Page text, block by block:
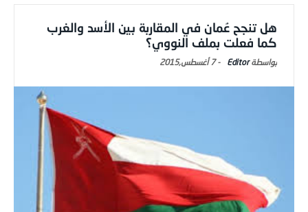
هل تنجح عُمان في المقاربة بين الأسد والغرب
كما فعلت بملف النووي؟
Editor
-7 أغسطس,2015